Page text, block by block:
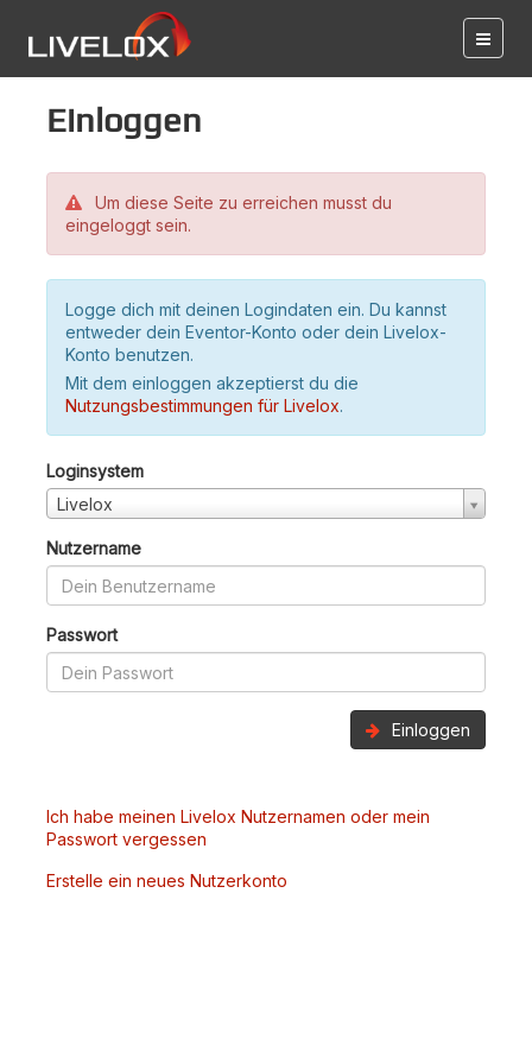
Einloggen
Um diese Seite zu erreichen musst du
eingeloggt sein.
Logge dich mit deinen Logindaten ein. Du kannst
entweder dein Eventor-Konto oder dein Livelox-
Konto benutzen.
Mit dem einloggen akzeptierst du die
Nutzungsbestimmungen für Livelox.
Loginsystem
Livelox
Nutzername
Passwort
Einloggen
Ich habe meinen Livelox Nutzernamen oder mein
Passwort vergessen
Erstelle ein neues Nutzerkonto